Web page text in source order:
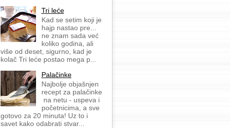
Tri leće
Kad se setim koji je
hajp nastao pre...
ne znam sada već
koliko godina, ali
više od deset, sigurno, kad je
kolač Tri leće postao mega p...
Palačinke
Najbolje objašnjen
recept za palačinke
na netu - uspeva i
početnicima, a sve
gotovo za 20 minuta! Uz to i
savet kako odabrati stvar...